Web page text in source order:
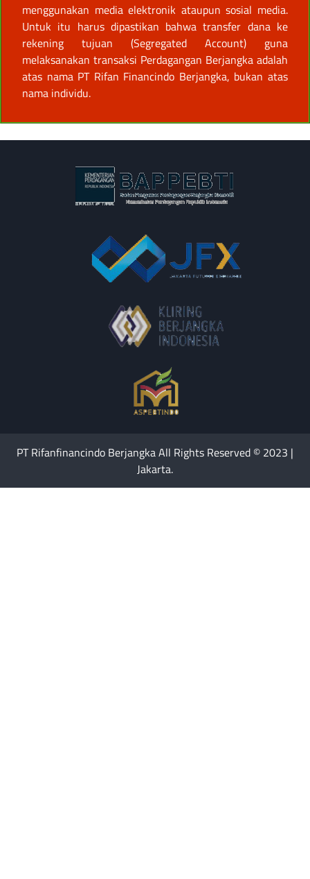
menggunakan media elektronik ataupun sosial media.
Untuk itu harus dipastikan bahwa transfer dana ke
rekening tujuan (Segregated Account) guna
melaksanakan transaksi Perdagangan Berjangka adalah
atas nama PT Rifan Financindo Berjangka, bukan atas
nama individu.
PT Rifanfinancindo Berjangka All Rights Reserved © 2023 |
Jakarta.